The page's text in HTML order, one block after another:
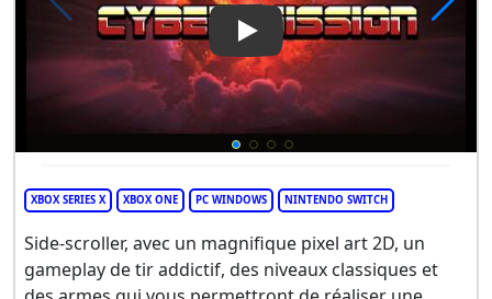
Play Video: Cyber mission
XBOX SERIES X XBOX ONE PC WINDOWS NINTENDO SWITCH
Side-scroller, avec un magnifique pixel art 2D, un
gameplay de tir addictif, des niveaux classiques et